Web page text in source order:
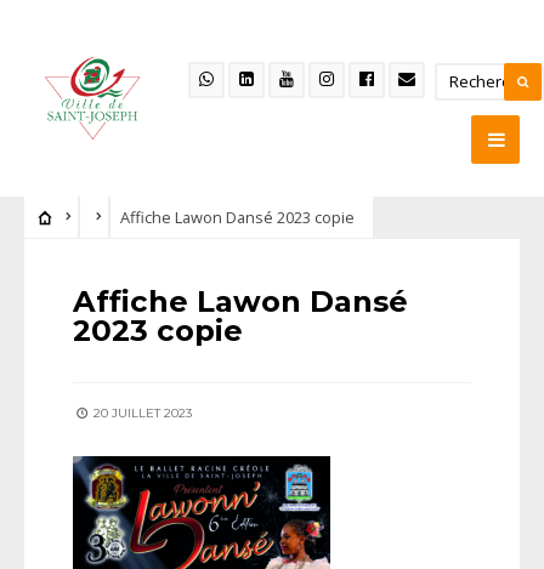
Affiche Lawon Dansé 2023 copie
Affiche Lawon Dansé
2023 copie
20 JUILLET 2023